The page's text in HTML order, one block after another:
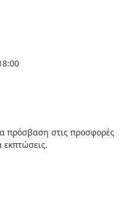
πρόσβαση στις προσφορές
εκπτώσεις.